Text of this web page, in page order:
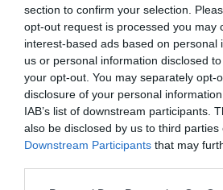
section to confirm your selection.
opt-out request is processed you may
interest-based ads based on personal
us or personal information disclosed
your opt-out. You may separately opt-
disclosure of your personal
IAB’s list of downstream participants.
also be disclosed by us to third parties
Downstream Participants that may